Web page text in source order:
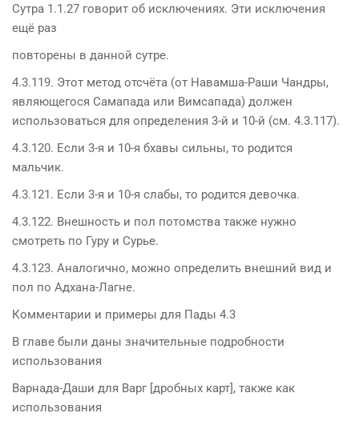
Сутра 1.1.27 говорит об исключениях. Эти исключения
ещё раз
повторены в данной сутре.
4.3.119. Этот метод отсчёта (от Навамша-Раши Чандры,
являющегося Самапада или Вимсапада) должен
использоваться для определения 3-й и 10-й (см. 4.3.117).
4.3.120. Если 3-я и 10-я бхавы сильны, то родится
мальчик.
4.3.121. Если 3-я и 10-я слабы, то родится девочка.
4.3.122. Внешность и пол потомства также нужно
смотреть по Гуру и Сурье.
4.3.123. Аналогично, можно определить внешний вид и
пол по Адхана-Лагне.
Комментарии и примеры для Пады 4.3
В главе были даны значительные подробности
использования
Варнада-Даши для Варг [дробных карт], также как
использования